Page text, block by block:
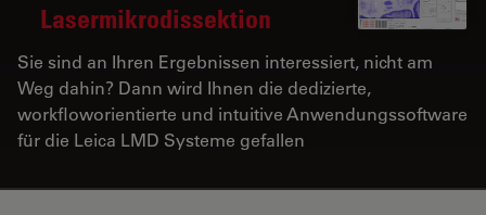
Lasermikrodissektion
Sie sind an Ihren Ergebnissen interessiert, nicht am
Weg dahin? Dann wird Ihnen die dedizierte,
workfloworientierte und intuitive Anwendungssoftware
für die Leica LMD Systeme gefallen